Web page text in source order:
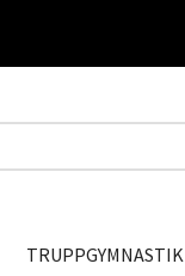
TRUPPGYMNASTIK